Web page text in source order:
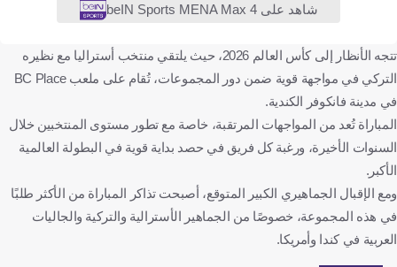
شاهد على beIN Sports MENA Max 4
تتجه الأنظار إلى كأس العالم 2026، حيث يلتقي منتخب أستراليا مع نظيره
التركي في مواجهة قوية ضمن دور المجموعات، تُقام على ملعب BC Place
في مدينة فانكوفر الكندية.
المباراة تُعد من المواجهات المرتقبة، خاصة مع تطور مستوى المنتخبين خلال
السنوات الأخيرة، ورغبة كل فريق في حصد بداية قوية في البطولة العالمية
الأكبر.
ومع الإقبال الجماهيري الكبير المتوقع، أصبحت تذاكر المباراة من الأكثر طلبًا
في هذه المجموعة، خصوصًا من الجماهير الأسترالية والتركية والجاليات
العربية في كندا وأمريكا.